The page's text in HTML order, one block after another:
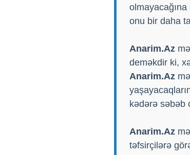
onu bir daha
Anarim.Az
deməkdir ki,
Anarim.Az
kədərə səbəb
Anarim.Az
təfsirçilərə